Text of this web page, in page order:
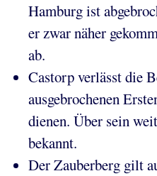
Hamburg ist
er zwar näher
ab.
Castorp verlässt die
ausgebrochenen
dienen. Über sein
bekannt.
Der Zauberberg gilt